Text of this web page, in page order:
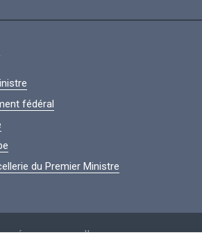
fédéral
du Premier Ministre
personnelles